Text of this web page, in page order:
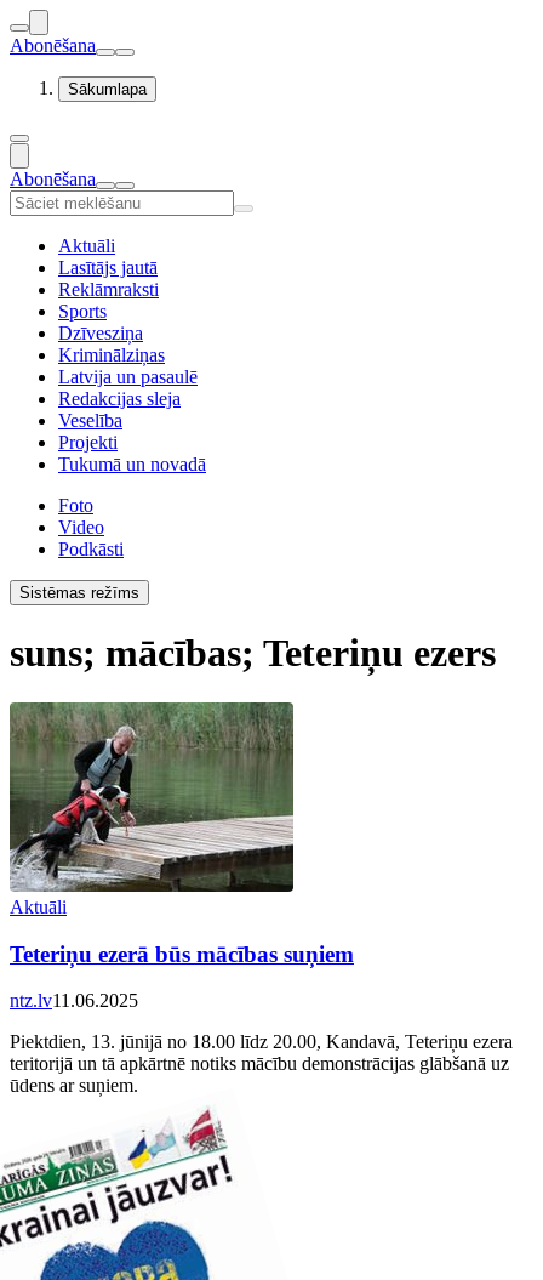
Abonēšana
Sākumlapa
Abonēšana
Aktuāli
Lasītājs jautā
Reklāmraksti
Sports
Dzīvesziņa
Kriminālziņas
Latvija un pasaulē
Redakcijas sleja
Veselība
Projekti
Tukumā un novadā
Foto
Video
Podkāsti
Sistēmas režīms
suns; mācības; Teteriņu ezers
Aktuāli
Teteriņu ezerā būs mācības suņiem
ntz.lv11.06.2025
Piektdien, 13. jūnijā no 18.00 līdz 20.00, Kandavā, Teteriņu ezera
teritorijā un tā apkārtnē notiks mācību demonstrācijas glābšanā uz
ūdens ar suņiem.